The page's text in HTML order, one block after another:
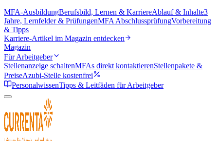
MFA-AusbildungBerufsbild, Lernen & KarriereAblauf & Inhalte3
Jahre, Lernfelder & PrüfungenMFA AbschlussprüfungVorbereitung
& Tipps
Karriere-Artikel im Magazin entdecken
Magazin
Für Arbeitgeber
Stellenanzeige schaltenMFAs direkt kontaktierenStellenpakete &
PreiseAzubi-Stelle kostenfrei
PersonalwissenTipps & Leitfäden für Arbeitgeber